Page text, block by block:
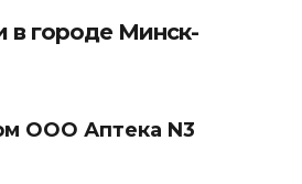
в городе Минск-
ООО Аптека N3